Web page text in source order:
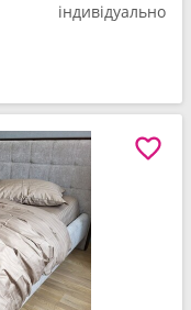
індивідуально